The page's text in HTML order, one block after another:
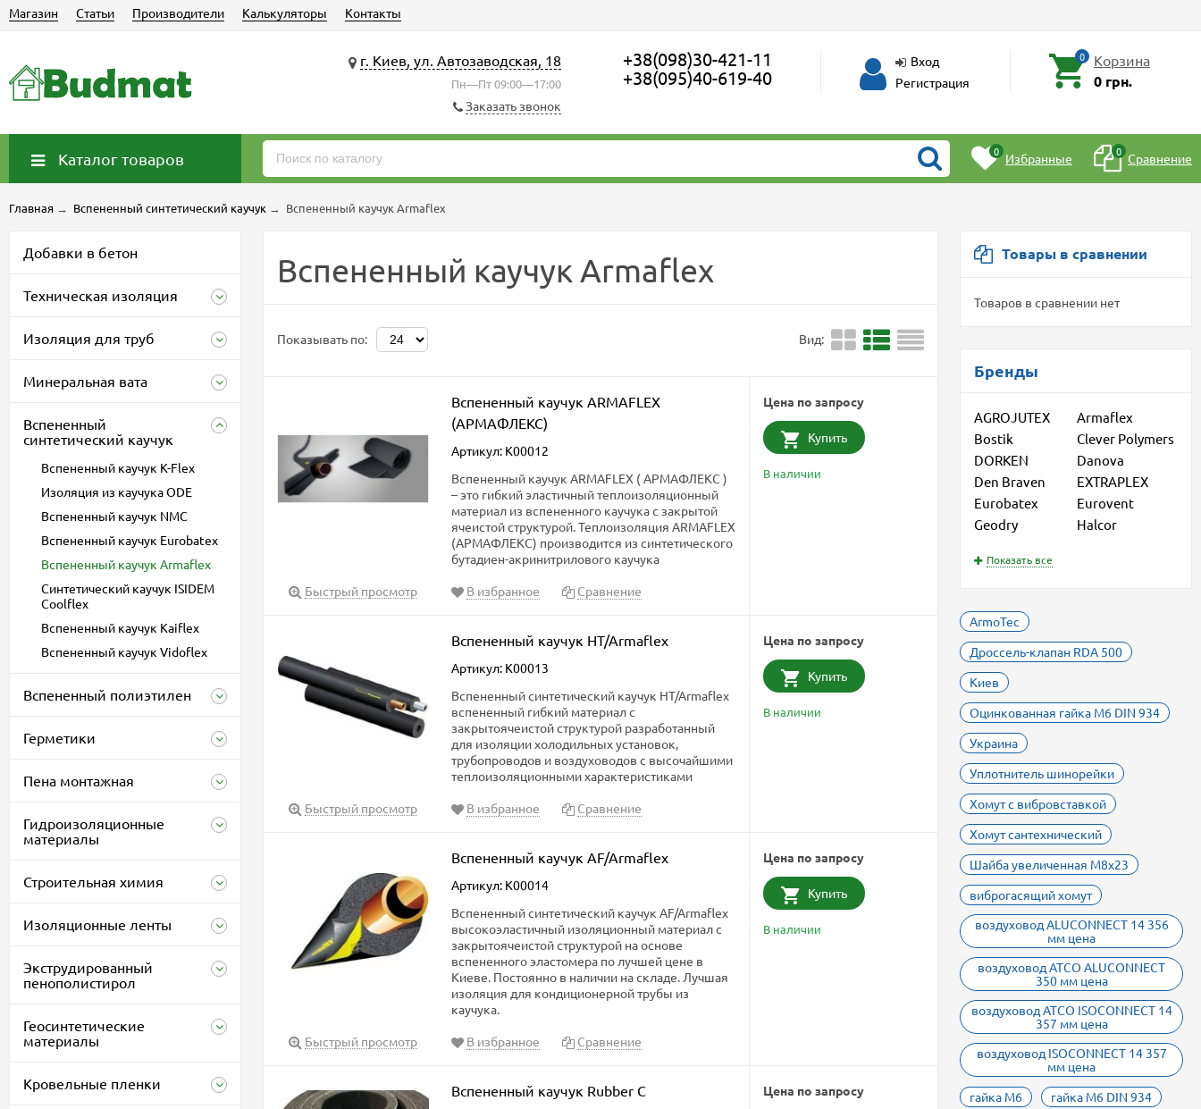
Магазин Статьи Производители Калькуляторы Контакты
г. Киев, ул. Автозаводская, 18
Пн—Пт 09:00—17:00
Заказать звонок
+38(098)30-421-11
+38(095)40-619-40
Вход
Регистрация
0 Корзина
0 грн.
Каталог товаров 0 Избранные 0 Сравнение
Главная → Вспененный синтетический каучук → Вспененный каучук Armaflex
Товары в сравнении
Товаров в сравнении нет
Бренды
AGROJUTEX
Armaflex
Bostik
Clever Polymers
DORKEN
Danova
Den Braven
EXTRAPLEX
Eurobatex
Eurovent
Geodry
Halcor
Показать все
ArmoTec
Дроссель-клапан RDA 500
Киев
Оцинкованная гайка М6 DIN 934
Украина
Уплотнитель шинорейки
Хомут с вибровставкой
Хомут сантехнический
Шайба увеличенная М8х23
виброгасящий хомут
воздуховод ALUCONNECT 14 356
мм цена
воздуховод ATCO ALUCONNECT
350 мм цена
воздуховод ATCO ISOCONNECT 14
357 мм цена
воздуховод ISOCONNECT 14 357
мм цена
гайка М6
гайка М6 DIN 934
Добавки в бетон
Техническая изоляция
Изоляция для труб
Минеральная вата
Вспененный
синтетический каучук
Вспененный каучук К-Flex
Изоляция из каучука ODE
Вспененный каучук NMC
Вспененный каучук Eurobatex
Вспененный каучук Armaflex
Cинтетический каучук ISIDEM
Coolflex
Вспененный каучук Kaiflex
Вспененный каучук Vidoflex
Вспененный полиэтилен
Герметики
Пена монтажная
Гидроизоляционные
материалы
Строительная химия
Изоляционные ленты
Экструдированный
пенополистирол
Геосинтетические
материалы
Кровельные пленки
Вспененный каучук Armaflex
Показывать по: Вид:
Вспененный каучук ARMAFLEX
(АРМАФЛЕКС)
Артикул: K00012
Вспененный каучук ARMAFLEX ( АРМАФЛЕКС )
– это гибкий эластичный теплоизоляционный
материал из вспененного каучука с закрытой
ячеистой структурой. Теплоизоляция ARMAFLEX
(АРМАФЛЕКС) производится из синтетического
бутадиен-акринитрилового каучука
Цена по запросу
Купить
В наличии
Быстрый просмотр В избранное Сравнение
Вспененный каучук HT/Armaflex
Артикул: K00013
Вспененный синтетический каучук HT/Armaflex
вспененный гибкий материал с
закрытоячеистой структурой разработанный
для изоляции холодильных установок,
трубопроводов и воздуховодов с высочайшими
теплоизоляционными характеристиками
Цена по запросу
Купить
В наличии
Быстрый просмотр В избранное Сравнение
Вспененный каучук AF/Armaflex
Артикул: K00014
Вспененный синтетический каучук AF/Armaflex
высокоэластичный изоляционный материал с
закрытоячеистой структурой на основе
вспененного эластомера по лучшей цене в
Киеве. Постоянно в наличии на складе. Лучшая
изоляция для кондиционерной трубы из
каучука.
Цена по запросу
Купить
В наличии
Быстрый просмотр В избранное Сравнение
Вспененный каучук Rubber C Цена по запросу